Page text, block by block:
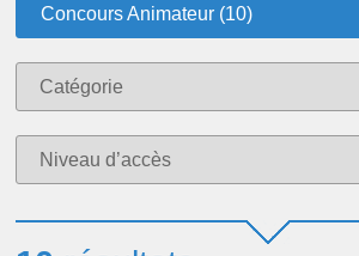
Concours Animateur (10)